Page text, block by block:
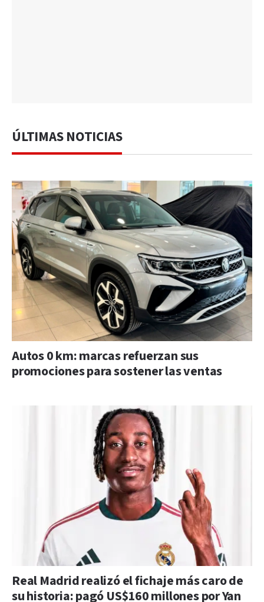
ÚLTIMAS NOTICIAS
Autos 0 km: marcas refuerzan sus
promociones para sostener las ventas
Real Madrid realizó el fichaje más caro de
su historia: pagó US$160 millones por Yan